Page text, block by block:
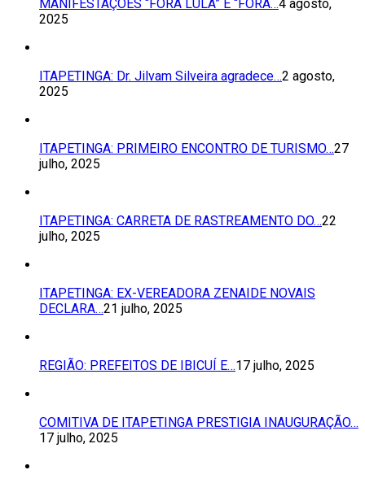
MANIFESTAÇÕES “FORA LULA” E “FORA…4 agosto,
2025
ITAPETINGA: Dr. Jilvam Silveira agradece…2 agosto,
2025
ITAPETINGA: PRIMEIRO ENCONTRO DE TURISMO…27
julho, 2025
ITAPETINGA: CARRETA DE RASTREAMENTO DO…22
julho, 2025
ITAPETINGA: EX-VEREADORA ZENAIDE NOVAIS
DECLARA…21 julho, 2025
REGIÃO: PREFEITOS DE IBICUÍ E…17 julho, 2025
COMITIVA DE ITAPETINGA PRESTIGIA INAUGURAÇÃO…
17 julho, 2025